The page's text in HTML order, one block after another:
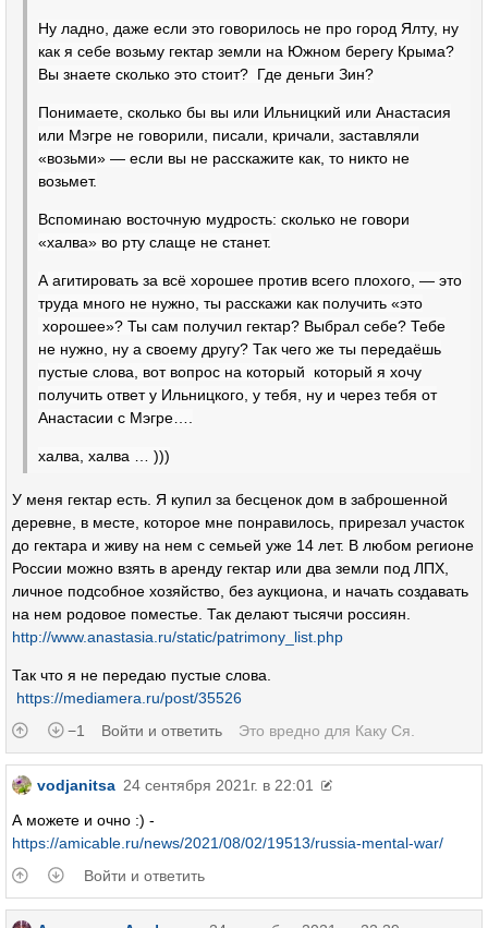
Ну ладно, даже если это говорилось не про город Ялту, ну
как я себе возьму гектар земли на Южном берегу Крыма?
Вы знаете сколько это стоит? Где деньги Зин?
Понимаете, сколько бы вы или Ильницкий или Анастасия
или Мэгре не говорили, писали, кричали, заставляли
«возьми» — если вы не расскажите как, то никто не
возьмет.
Вспоминаю восточную мудрость: сколько не говори
«халва» во рту слаще не станет.
А агитировать за всё хорошее против всего плохого, — это
труда много не нужно, ты расскажи как получить «это
хорошее»? Ты сам получил гектар? Выбрал себе? Тебе
не нужно, ну а своему другу? Так чего же ты передаёшь
пустые слова, вот вопрос на который который я хочу
получить ответ у Ильницкого, у тебя, ну и через тебя от
Анастасии с Мэгре….
халва, халва … )))
У меня гектар есть. Я купил за бесценок дом в заброшенной
деревне, в месте, которое мне понравилось, прирезал участок
до гектара и живу на нем с семьей уже 14 лет. В любом регионе
России можно взять в аренду гектар или два земли под ЛПХ,
личное подсобное хозяйство, без аукциона, и начать создавать
на нем родовое поместье. Так делают тысячи россиян.
http://www.anastasia.ru/static/patrimony_list.php
Так что я не передаю пустые слова.
https://mediamera.ru/post/35526
−1
Войти и ответить Это вредно для Каку Ся
vodjanitsa 24 сентября 2021г. в 22:01
А можете и очно :) -
https://amicable.ru/news/2021/08/02/19513/russia-mental-war/
Войти и ответить